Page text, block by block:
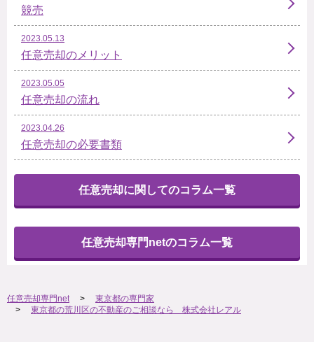
競売
2023.05.13
任意売却のメリット
2023.05.05
任意売却の流れ
2023.04.26
任意売却の必要書類
任意売却に関してのコラム一覧
任意売却専門netのコラム一覧
任意売却専門net
東京都の専門家
東京都の荒川区の不動産のご相談なら 株式会社レアル